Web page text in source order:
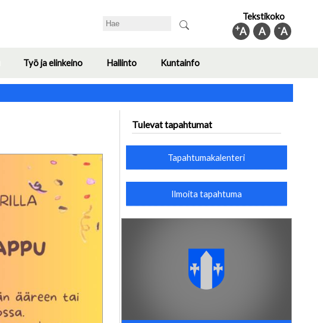
Search Tekstikoko
-A
A
+A
Työ ja elinkeino
Toggle
Hallinto
Toggle
Kuntainfo
Tulevat tapahtumat
Tapahtumakalenteri
Ilmoita tapahtuma